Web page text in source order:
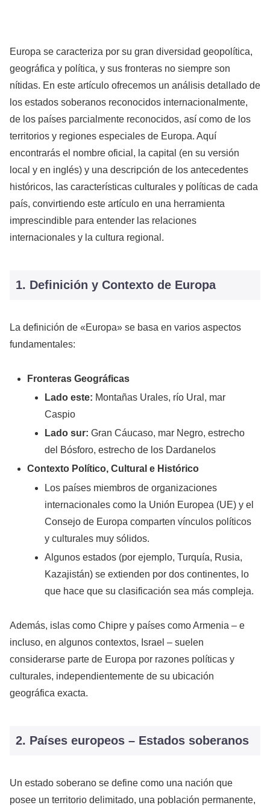
Europa se caracteriza por su gran diversidad geopolítica,
geográfica y política, y sus fronteras no siempre son
nítidas. En este artículo ofrecemos un análisis detallado de
los estados soberanos reconocidos internacionalmente,
de los países parcialmente reconocidos, así como de los
territorios y regiones especiales de Europa. Aquí
encontrarás el nombre oficial, la capital (en su versión
local y en inglés) y una descripción de los antecedentes
históricos, las características culturales y políticas de cada
país, convirtiendo este artículo en una herramienta
imprescindible para entender las relaciones
internacionales y la cultura regional.
1. Definición y Contexto de Europa
La definición de «Europa» se basa en varios aspectos
fundamentales:
Fronteras Geográficas
Lado este: Montañas Urales, río Ural, mar
Caspio
Lado sur: Gran Cáucaso, mar Negro, estrecho
del Bósforo, estrecho de los Dardanelos
Contexto Político, Cultural e Histórico
Los países miembros de organizaciones
internacionales como la Unión Europea (UE) y el
Consejo de Europa comparten vínculos políticos
y culturales muy sólidos.
Algunos estados (por ejemplo, Turquía, Rusia,
Kazajistán) se extienden por dos continentes, lo
que hace que su clasificación sea más compleja.
Además, islas como Chipre y países como Armenia – e
incluso, en algunos contextos, Israel – suelen
considerarse parte de Europa por razones políticas y
culturales, independientemente de su ubicación
geográfica exacta.
2. Países europeos – Estados soberanos
Un estado soberano se define como una nación que
posee un territorio delimitado, una población permanente,